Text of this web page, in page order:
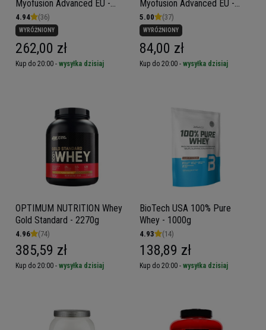
Myofusion Advanced EU -
1814g
4.94 (36)
WYRÓŻNIONY
262,00 zł
Kup do 20:00 - wysyłka dzisiaj
Myofusion Advanced EU -
500g
5.00 (37)
WYRÓŻNIONY
84,00 zł
Kup do 20:00 - wysyłka dzisiaj
OPTIMUM NUTRITION Whey
Gold Standard - 2270g
4.96 (74)
385,59 zł
Kup do 20:00 - wysyłka dzisiaj
BioTech USA 100% Pure
Whey - 1000g
4.93 (14)
138,89 zł
Kup do 20:00 - wysyłka dzisiaj